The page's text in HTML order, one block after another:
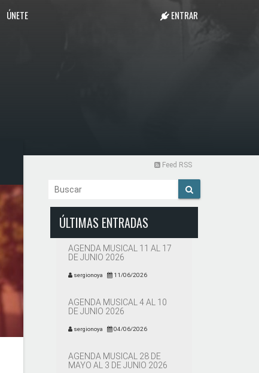
ÚNETE ENTRAR
Feed RSS
ÚLTIMAS ENTRADAS
AGENDA MUSICAL 11 AL 17
DE JUNIO 2026
sergionoya 11/06/2026
AGENDA MUSICAL 4 AL 10
DE JUNIO 2026
sergionoya 04/06/2026
AGENDA MUSICAL 28 DE
MAYO AL 3 DE JUNIO 2026